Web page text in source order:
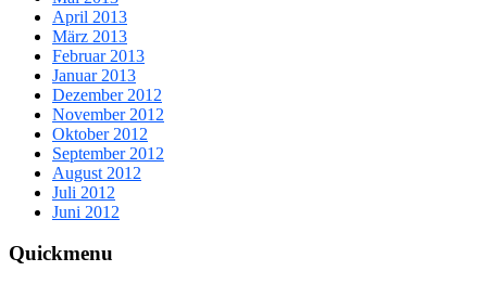
April 2013
März 2013
Februar 2013
Januar 2013
Dezember 2012
November 2012
Oktober 2012
September 2012
August 2012
Juli 2012
Juni 2012
Quickmenu